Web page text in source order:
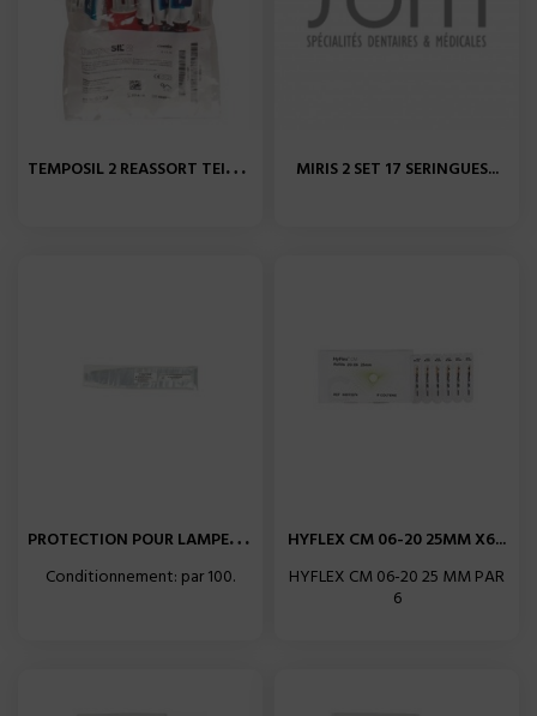
T
EMPOSIL 2 REASSORT TEINTE... MIRIS 2 SET 17 SERINGUES...
P
ROTECTION POUR LAMPE SPEC3...
Conditionnement: par 100.
HYFLEX CM 06-20 25MM X6...
HYFLEX CM 06-20 25 MM PAR
6